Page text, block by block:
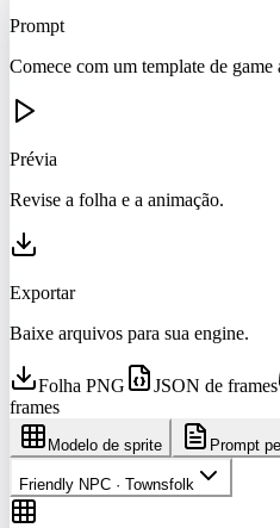
Prompt
Comece com um template de game
Prévia
Revise a folha e a animação.
Exportar
Baixe arquivos para sua engine.
Folha PNG JSON de frames
frames
Modelo de sprite Prompt
Friendly NPC · Townsfolk